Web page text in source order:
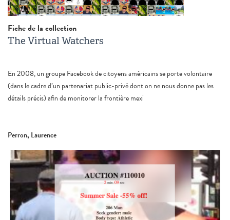
Fiche de la collection
The Virtual Watchers
En 2008, un groupe Facebook de citoyens américains se porte volontaire
(dans le cadre d’un partenariat public-privé dont on ne nous donne pas les
détails précis) afin de monitorer la frontière mexi
Perron, Laurence